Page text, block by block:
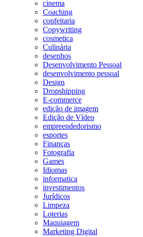
cinema
Coaching
confeitaria
Copywriting
cosmetica
Culinária
desenhos
Desenvolvimento Pessoal
desenvolvimento pessoal
Design
Dropshipping
E-commerce
edição de imagem
Edição de Vídeo
empreendedorismo
esportes
Finanças
Fotografia
Games
Idiomas
informatica
investimentos
Jurídicos
Limpeza
Loterias
Maquiagem
Marketing Digital